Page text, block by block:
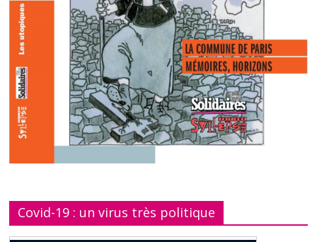
Covid-19 : un virus très politique